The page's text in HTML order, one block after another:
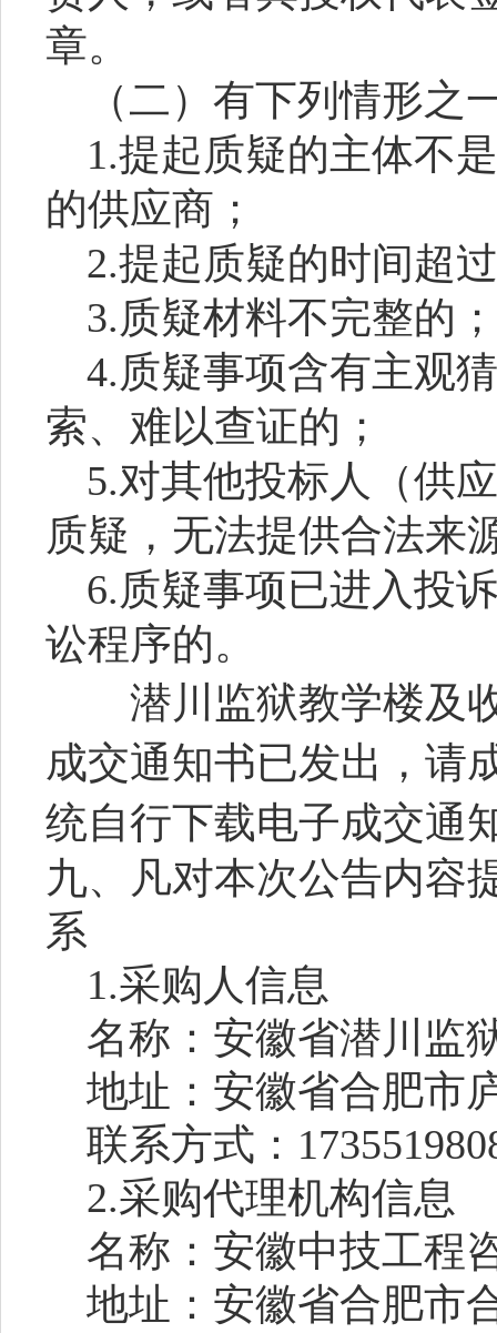
章。
（二）有下列情形之
1.提起质疑的主体不
的供应商；
2.提起质疑的时间超
3.质疑材料不完整的
4.质疑事项含有主观
索、难以查证的；
5.对其他投标人（供
质疑，无法提供合法来
6.质疑事项已进入投
讼程序的。
潜川监狱教学楼及收
成交通知书已发出，请
统自行下载电子成交通
九、凡对本次公告内容
系
1.采购人信息
名称：安徽省潜川监
地址：安徽省合肥市
联系方式：
2.采购代理机构信息
名称：安徽中技工程
地址：安徽省合肥市